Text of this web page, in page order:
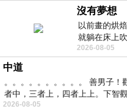
沒有夢想
以前畫的烘
就躺在床上
四點多跑的六
2026-08-05
中道
。。。。。。。。。。 善男子！
者中，三者上，四者上上。下智
2026-08-05